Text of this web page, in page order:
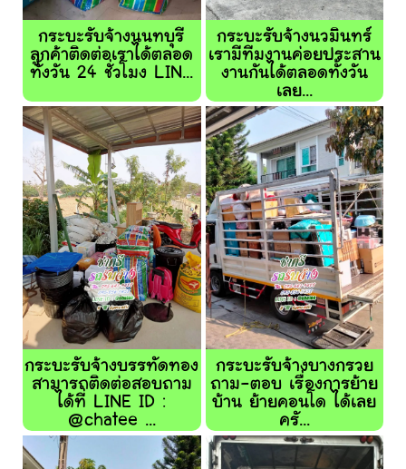
กระบะรับจ้างนนทบุรี
ลูกค้าติดต่อเราได้ตลอด
ทั้งวัน 24 ชั่วโมง LIN...
กระบะรับจ้างนวมินทร์
เรามีทีมงานค่อยประสาน
งานกันได้ตลอดทั้งวัน
เลย...
กระบะรับจ้างบรรทัดทอง
สามารถติดต่อสอบถาม
ได้ที่ LINE ID :
@chatee ...
กระบะรับจ้างบางกรวย
ถาม-ตอบ เรื่องการย้าย
บ้าน ย้ายคอนโด ได้เลย
ครั...